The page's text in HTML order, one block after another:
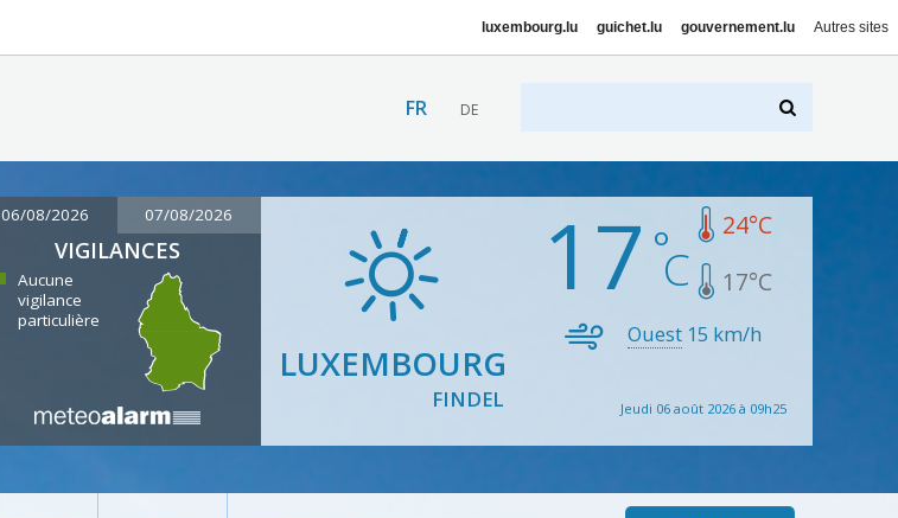
luxembourg.lu guichet.lu gouvernement.lu Autres sites
FR DE
06/08/2026 07/08/2026
VIGILANCES
Aucune
vigilance
particulière
LUXEMBOURG
FINDEL
17 24°C
17°C
Ouest 15 km/h
Jeudi 06 août 2026 à 09h25